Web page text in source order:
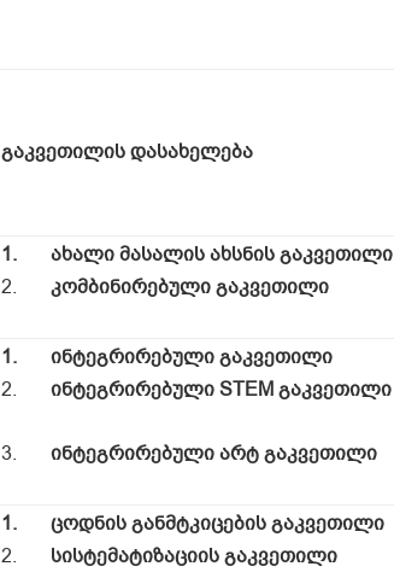
გაკვეთილის დასახელება
1. ახალი მასალის ახსნის გაკვეთილი
2. კომბინირებული გაკვეთილი
1. ინტეგრირებული გაკვეთილი
2. ინტეგრირებული STEM გაკვეთილი
3. ინტეგრირებული არტ გაკვეთილი
1. ცოდნის განმტკიცების გაკვეთილი
2. სისტემატიზაციის გაკვეთილი